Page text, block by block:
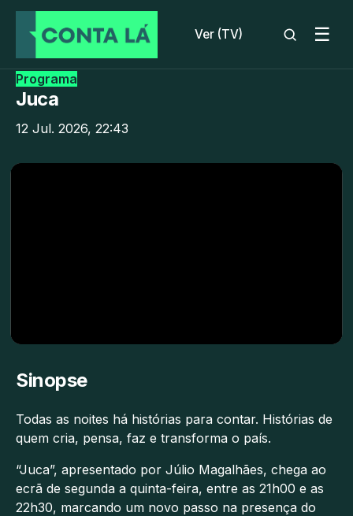
Ver (TV) ☰
Programa
Juca
12 Jul. 2026, 22:43
Sinopse
Todas as noites há histórias para contar. Histórias de
quem cria, pensa, faz e transforma o país.
“Juca”, apresentado por Júlio Magalhães, chega ao
ecrã de segunda a quinta-feira, entre as 21h00 e as
22h30, marcando um novo passo na presença do